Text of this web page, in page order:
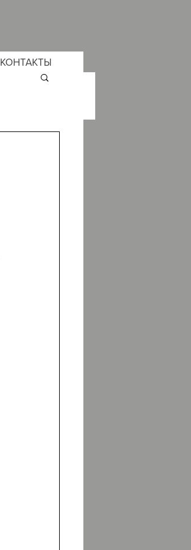
КОНТАКТЫ